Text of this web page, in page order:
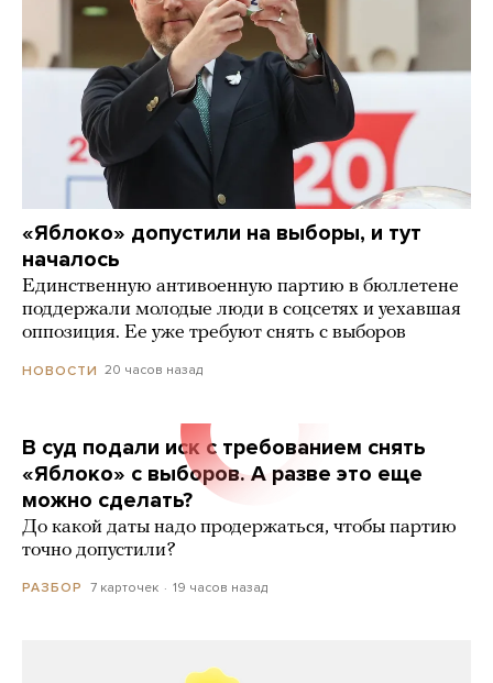
«Яблоко» допустили на выборы, и тут
началось
Единственную антивоенную партию в бюллетене
поддержали молодые люди в соцсетях и уехавшая
оппозиция. Ее уже требуют снять с выборов
НОВОСТИ 20 часов назад
В суд подали иск с требованием снять
«Яблоко» с выборов. А разве это еще
можно сделать?
До какой даты надо продержаться, чтобы партию
точно допустили?
РАЗБОР 7 карточек 19 часов назад